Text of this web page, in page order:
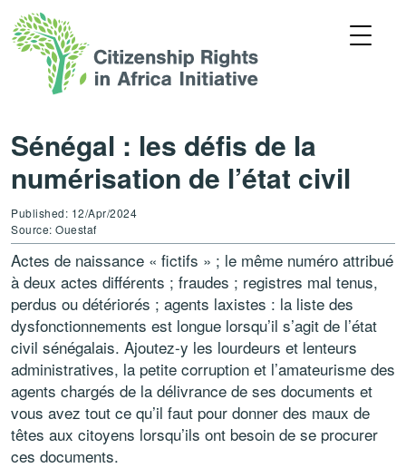
Sénégal : les défis de la
numérisation de l’état civil
Published: 12/Apr/2024
Source: Ouestaf
Actes de naissance « fictifs » ; le même numéro attribué
à deux actes différents ; fraudes ; registres mal tenus,
perdus ou détériorés ; agents laxistes : la liste des
dysfonctionnements est longue lorsqu’il s’agit de l’état
civil sénégalais. Ajoutez-y les lourdeurs et lenteurs
administratives, la petite corruption et l’amateurisme des
agents chargés de la délivrance de ses documents et
vous avez tout ce qu’il faut pour donner des maux de
têtes aux citoyens lorsqu’ils ont besoin de se procurer
ces documents.